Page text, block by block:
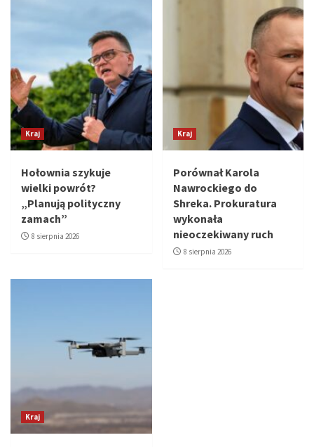
Kraj
Hołownia szykuje
wielki powrót?
„Planują polityczny
zamach”
8 sierpnia 2026
Kraj
Porównał Karola
Nawrockiego do
Shreka. Prokuratura
wykonała
nieoczekiwany ruch
8 sierpnia 2026
Kraj